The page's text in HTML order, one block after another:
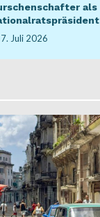
als
7. Juli 2026